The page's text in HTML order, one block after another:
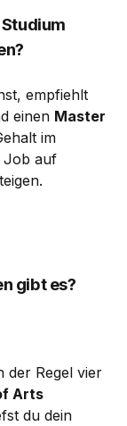
empfiehlt
einen Master
im
Job auf
gibt es?
der Regel vier
Arts
du dein